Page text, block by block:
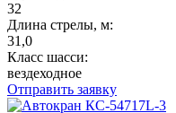
32
Длина стрелы, м:
31,0
Класс шасси:
вездеходное
Отправить заявку